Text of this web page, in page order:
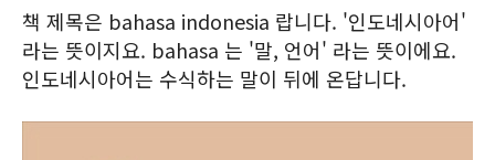
책 제목은 bahasa indonesia 랍니다. '인도네시아어'
라는 뜻이지요. bahasa 는 '말, 언어' 라는 뜻이에요.
인도네시아어는 수식하는 말이 뒤에 온답니다.